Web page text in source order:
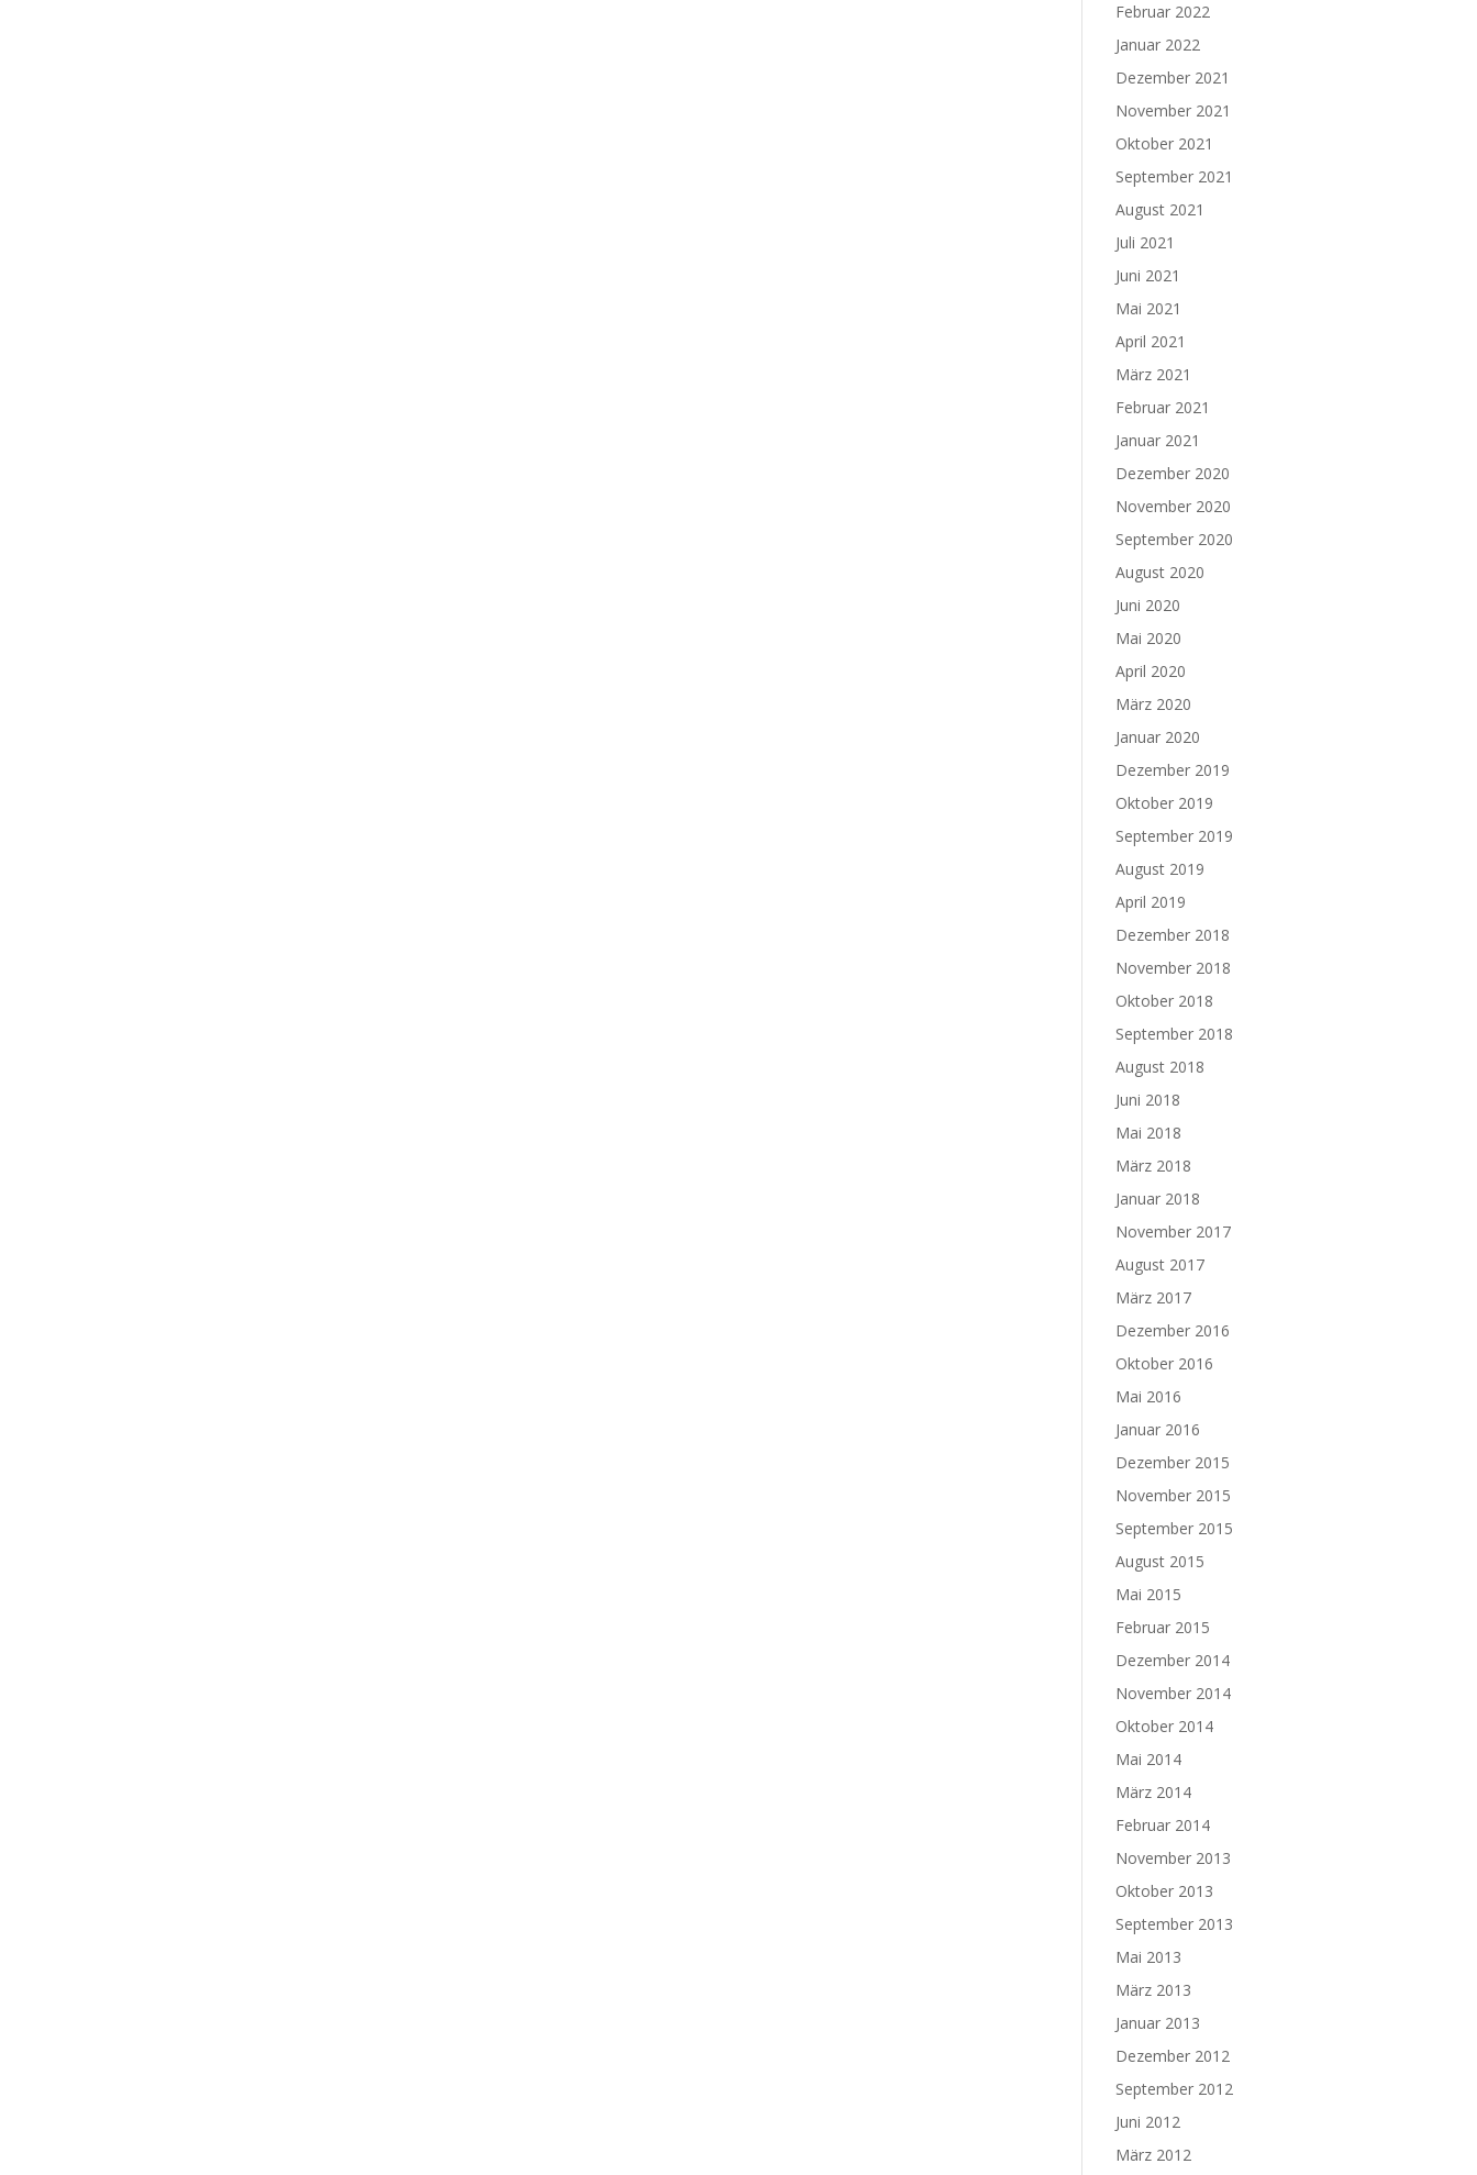
Februar 2022
Januar 2022
Dezember 2021
November 2021
Oktober 2021
September 2021
August 2021
Juli 2021
Juni 2021
Mai 2021
April 2021
März 2021
Februar 2021
Januar 2021
Dezember 2020
November 2020
September 2020
August 2020
Juni 2020
Mai 2020
April 2020
März 2020
Januar 2020
Dezember 2019
Oktober 2019
September 2019
August 2019
April 2019
Dezember 2018
November 2018
Oktober 2018
September 2018
August 2018
Juni 2018
Mai 2018
März 2018
Januar 2018
November 2017
August 2017
März 2017
Dezember 2016
Oktober 2016
Mai 2016
Januar 2016
Dezember 2015
November 2015
September 2015
August 2015
Mai 2015
Februar 2015
Dezember 2014
November 2014
Oktober 2014
Mai 2014
März 2014
Februar 2014
November 2013
Oktober 2013
September 2013
Mai 2013
März 2013
Januar 2013
Dezember 2012
September 2012
Juni 2012
März 2012